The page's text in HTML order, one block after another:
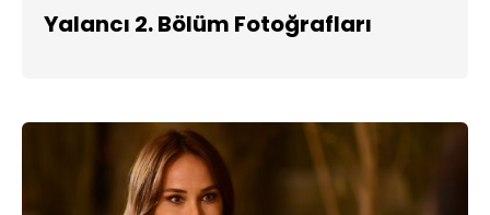
Yalancı 2. Bölüm Fotoğrafları